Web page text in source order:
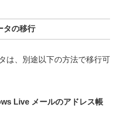
タの移行
は、別途以下の方法で移行可
Live メールのアドレス帳